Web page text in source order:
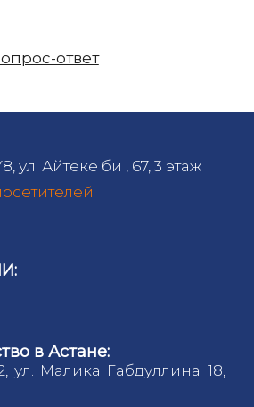
ответ
ул. Айтеке би , 67, 3 этаж
в Астане:
ул. Малика Габдуллина 18,